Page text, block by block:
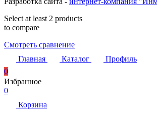
Select at least 2 products
to compare
Смотреть сравнение
Главная
Каталог
Профиль
0
Избранное
0
Корзина